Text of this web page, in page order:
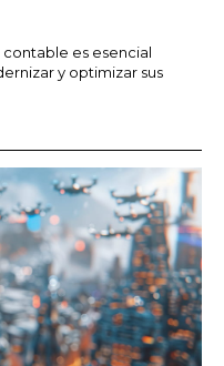
es esencial
y optimizar sus